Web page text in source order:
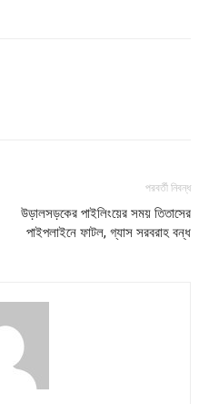
পরবর্তী নিবন্ধ
উড়ালসড়কের পাইলিংয়ের সময় তিতাসের
পাইপলাইনে ফাটল, গ্যাস সরবরাহ বন্ধ